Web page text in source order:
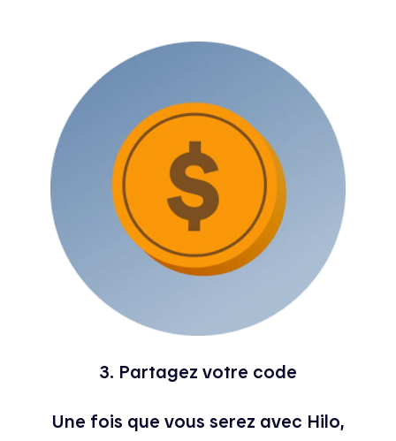
3. Partagez votre code
Une fois que vous serez avec Hilo,